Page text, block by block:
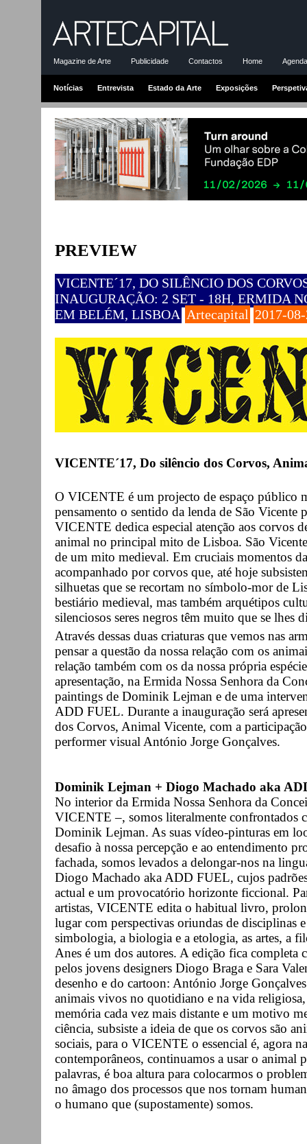
Magazine de Arte Publicidade Contactos Home
Notícias Entrevista Estado da Arte Exposições
PREVIEW
VICENTE´17, DO SILÊNCIO DOS
INAUGURAÇÃO: 2 SET - 18H, ERMIDA
EM BELÉM, LISBOA Artecapital 2017-
VICENTE´17, Do silêncio dos Corvos,
O VICENTE é um projecto de espaço público
pensamento o sentido da lenda de São Vicente
VICENTE dedica especial atenção aos corvos
animal no principal mito de Lisboa. São
de um mito medieval. Em cruciais momentos
acompanhado por corvos que, até hoje
silhuetas que se recortam no símbolo-mor de
bestiário medieval, mas também arquétipos
silenciosos seres negros têm muito que se lhes
Através dessas duas criaturas que vemos nas
pensar a questão da nossa relação com os
relação também com os da nossa própria
apresentação, na Ermida Nossa Senhora da
paintings de Dominik Lejman e de uma
ADD FUEL. Durante a inauguração será
dos Corvos, Animal Vicente, com a
performer visual António Jorge Gonçalves.
Dominik Lejman + Diogo Machado aka
No interior da Ermida Nossa Senhora da
VICENTE –, somos literalmente confrontados
Dominik Lejman. As suas vídeo-pinturas em
desafio à nossa percepção e ao entendimento
fachada, somos levados a delongar-nos na
Diogo Machado aka ADD FUEL, cujos
actual e um provocatório horizonte ficcional.
artistas, VICENTE edita o habitual livro,
lugar com perspectivas oriundas de disciplinas
simbologia, a biologia e a etologia, as artes, a
Anes é um dos autores. A edição fica
pelos jovens designers Diogo Braga e Sara
desenho e do cartoon: António Jorge
animais vivos no quotidiano e na vida
memória cada vez mais distante e um motivo
ciência, subsiste a ideia de que os corvos são
sociais, para o VICENTE o essencial é, agora
contemporâneos, continuamos a usar o animal
palavras, é boa altura para colocarmos o
no âmago dos processos que nos tornam
o humano que (supostamente) somos.